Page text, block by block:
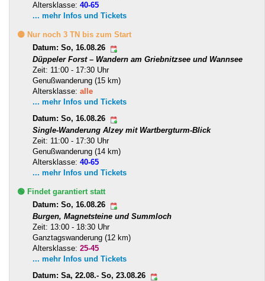
Altersklasse: 40-65
... mehr Infos und Tickets
🟡 Nur noch 3 TN bis zum Start
Datum: So, 16.08.26
Düppeler Forst – Wandern am Griebnitzsee und Wannsee
Zeit: 11:00 - 17:30 Uhr
Genußwanderung (15 km)
Altersklasse: alle
... mehr Infos und Tickets
Datum: So, 16.08.26
Single-Wanderung Alzey mit Wartbergturm-Blick
Zeit: 11:00 - 17:30 Uhr
Genußwanderung (14 km)
Altersklasse: 40-65
... mehr Infos und Tickets
🟢 Findet garantiert statt
Datum: So, 16.08.26
Burgen, Magnetsteine und Summloch
Zeit: 13:00 - 18:30 Uhr
Ganztagswanderung (12 km)
Altersklasse: 25-45
... mehr Infos und Tickets
Datum: Sa, 22.08.- So, 23.08.26